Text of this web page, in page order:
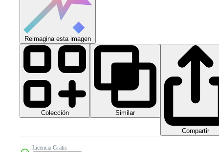
Reimagina esta imagen
Colección Similar
Compartir
Licencia Gratis